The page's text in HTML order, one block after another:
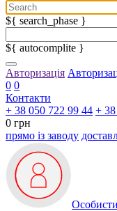
${ search_phase }
${ autocomplite }
Авторизація
0 0
Контакти
+ 38 050 722 99 44 +
0 грн
прямо із заводу